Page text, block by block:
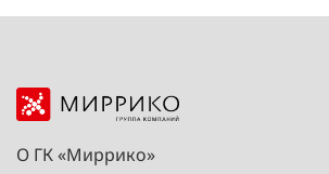
О ГК «Миррико»